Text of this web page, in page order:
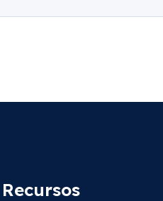
Recursos